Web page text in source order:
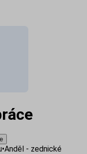
•Anděl - zednické